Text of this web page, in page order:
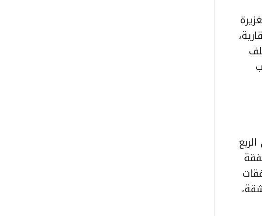
ثاني)، بلغ 25 ألف صفقة
صفقات
على النحو التالي: 20.162 ألف صفقة للأراضي، و926 شقة،